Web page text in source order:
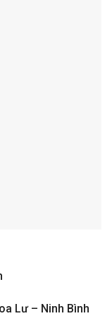
Lư – Ninh Bình